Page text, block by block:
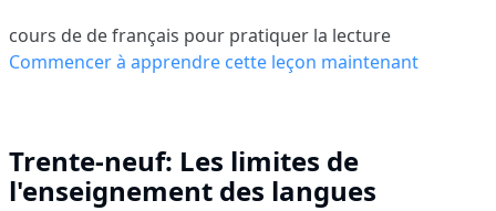
cours de de français pour pratiquer la lecture
Commencer à apprendre cette leçon maintenant
Trente-neuf: Les limites de
l'enseignement des langues